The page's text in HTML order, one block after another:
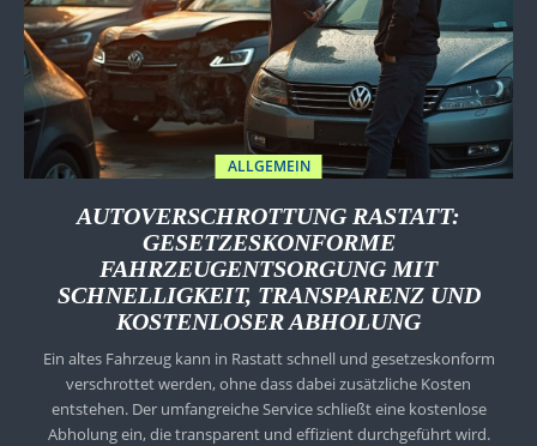
ALLGEMEIN
AUTOVERSCHROTTUNG RASTATT:
GESETZESKONFORME
FAHRZEUGENTSORGUNG MIT
SCHNELLIGKEIT, TRANSPARENZ UND
KOSTENLOSER ABHOLUNG
Ein altes Fahrzeug kann in Rastatt schnell und gesetzeskonform
verschrottet werden, ohne dass dabei zusätzliche Kosten
entstehen. Der umfangreiche Service schließt eine kostenlose
Abholung ein, die transparent und effizient durchgeführt wird.